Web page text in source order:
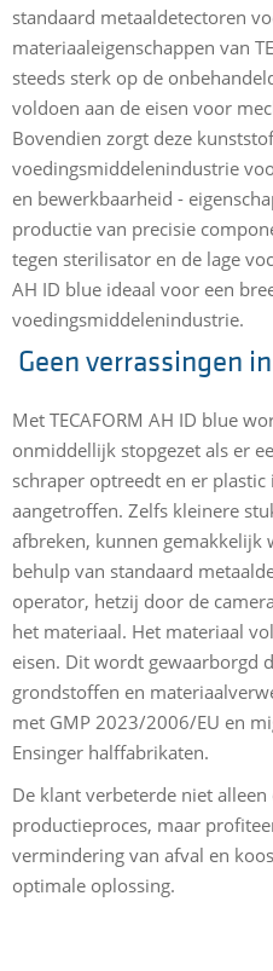
standaard metaaldetectoren
materiaaleigenschappen van
steeds sterk op de
voldoen aan de eisen voor
Bovendien zorgt deze
voedingsmiddelenindustrie
en bewerkbaarheid -
productie van precisie
tegen sterilisator en de lage
AH ID blue ideaal voor een
voedingsmiddelenindustrie.
Geen verrassingen
Met TECAFORM AH ID blue
onmiddellijk stopgezet als er
schraper optreedt en er
aangetroffen. Zelfs kleinere
afbreken, kunnen gemakkelijk
behulp van standaard
operator, hetzij door de
het materiaal. Het materiaal
eisen. Dit wordt gewaarborgd
grondstoffen en
met GMP 2023/2006/EU en
Ensinger halffabrikaten.
De klant verbeterde niet
productieproces, maar
vermindering van afval en
optimale oplossing.